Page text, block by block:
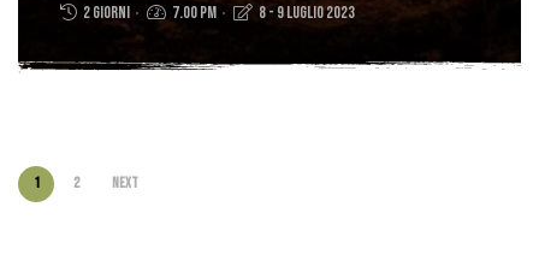
partenza.. scopri di più!
2 giorni 7.00 PM 8 - 9 Luglio 2023
1 2 Next